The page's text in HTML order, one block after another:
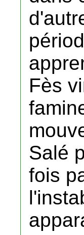
Fès
Salé
fois